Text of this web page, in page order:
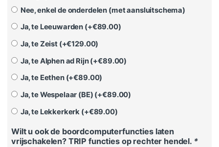
Nee, enkel de onderdelen (met aansluitschema)
Ja, te Leeuwarden (+€89.00)
Ja, te Zeist (+€129.00)
Ja, te Alphen ad Rijn (+€89.00)
Ja, te Eethen (+€89.00)
Ja, te Wespelaar (BE) (+€89.00)
Ja, te Lekkerkerk (+€89.00)
Wilt u ook de boordcomputerfuncties laten
vrijschakelen? TRIP functies op rechter hendel. *